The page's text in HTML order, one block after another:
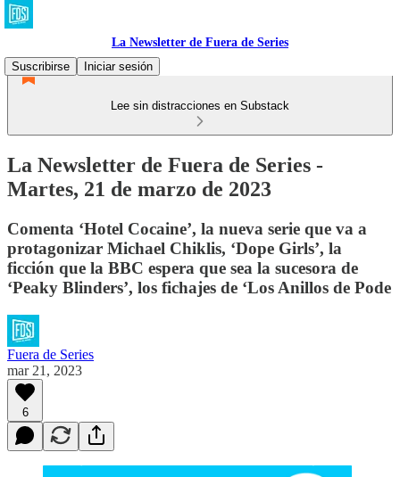
La Newsletter de Fuera de Series
Suscribirse
Iniciar sesión
Lee sin distracciones en Substack
La Newsletter de Fuera de Series -
Martes, 21 de marzo de 2023
Comenta ‘Hotel Cocaine’, la nueva serie que va a
protagonizar Michael Chiklis, ‘Dope Girls’, la
ficción que la BBC espera que sea la sucesora de
‘Peaky Blinders’, los fichajes de ‘Los Anillos de Pode
Fuera de Series
mar 21, 2023
6